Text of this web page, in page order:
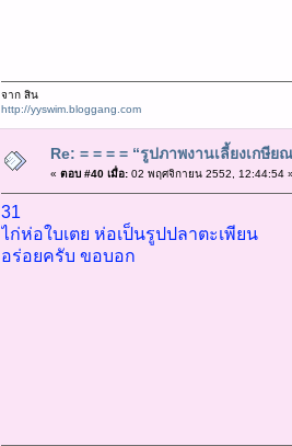
จาก สิน
http://yyswim.bloggang.com
Re: = = = = “รูปภาพงานเลี้ยงเกษี
« ตอบ #40 เมื่อ:02 พฤศจิกายน 2552, 12:44:54
31
ไก่ห่อใบเตย ห่อเป็นรูปปลาตะเพียน
อร่อยครับ ขอบอก